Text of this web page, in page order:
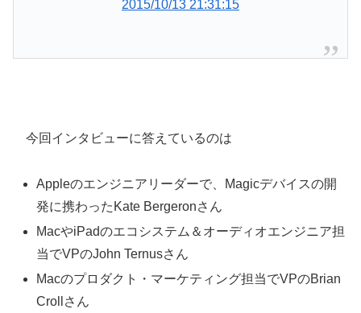
2015/10/13 21:31:15
今回インタビューに答えているのは
Appleのエンジニアリーダーで、Magicデバイスの開
発に携わったKate Bergeronさん
MacやiPadのエコシステム＆オーディオエンジニア担
当でVPのJohn Ternusさん
Macのプロダクト・マーケティング担当でVPのBrian
Crollさん